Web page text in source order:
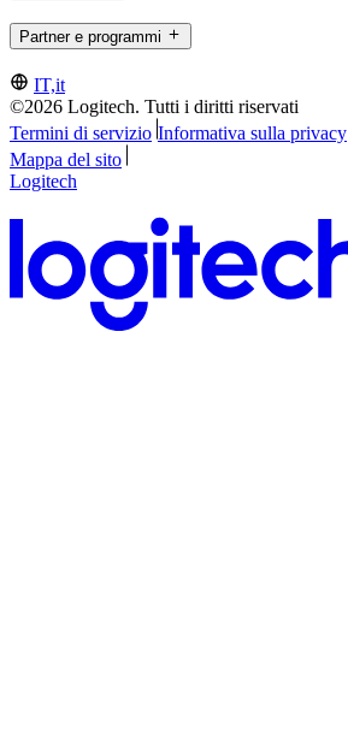
Partner e programmi
IT,it
©2026 Logitech. Tutti i diritti riservati
Termini di servizio Informativa sulla privacy
Mappa del sito
Logitech